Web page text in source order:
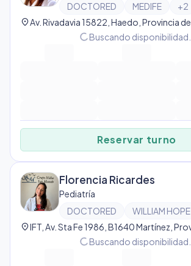
DOCTORED
MEDIFE +2
location_on
progress_activityBuscando disponibilidad…
Reservar turno
Florencia Ricardes
Pediatría
DOCTORED
WILLIAM HOPE
location_on
progress_activityBuscando disponibilidad…